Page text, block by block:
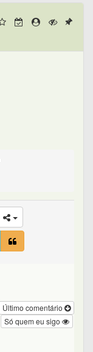
Último comentário
Só quem eu sigo